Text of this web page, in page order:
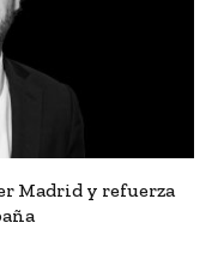
Madrid y refuerza